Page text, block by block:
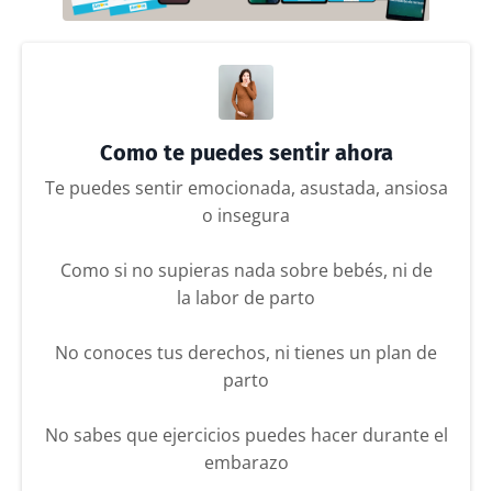
Como te puedes sentir ahora
Te puedes sentir emocionada, asustada, ansiosa
o insegura
Como si no supieras nada sobre bebés, ni de
la labor de parto
No conoces tus derechos, ni tienes un plan de
parto
No sabes que ejercicios puedes hacer durante el
embarazo